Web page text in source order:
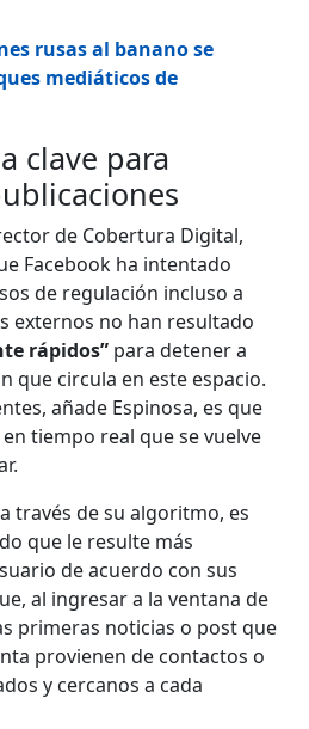
rusas al banano se
mediáticos de
clave para
de Cobertura Digital,
Facebook ha intentado
de regulación incluso a
externos no han resultado
rápidos” para detener a
que circula en este espacio.
añade Espinosa, es que
tiempo real que se vuelve
través de su algoritmo, es
que le resulte más
de acuerdo con sus
al ingresar a la ventana de
primeras noticias o post que
provienen de contactos o
y cercanos a cada